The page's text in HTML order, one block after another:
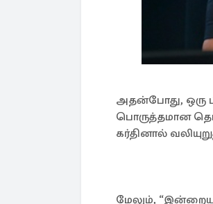
அதன்போது, ஒரு
பொருத்தமான
கர்தினால்
மேலும்,